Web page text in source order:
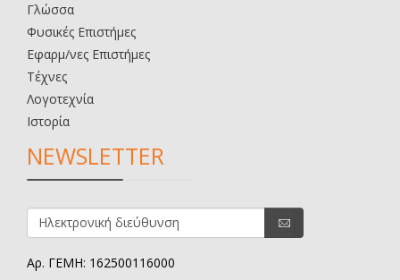
Γλώσσα
Φυσικές Επιστήμες
Εφαρμ/νες Επιστήμες
Τέχνες
Λογοτεχνία
Ιστορία
NEWSLETTER
Αρ. ΓΕΜΗ: 162500116000